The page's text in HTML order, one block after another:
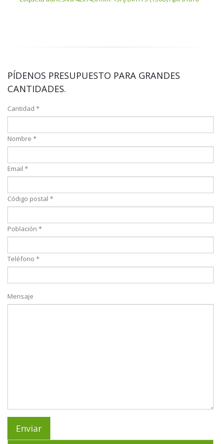
PÍDENOS PRESUPUESTO PARA GRANDES
CANTIDADES.
Cantidad *
Nombre *
Email *
Código postal *
Población *
Teléfono *
Mensaje